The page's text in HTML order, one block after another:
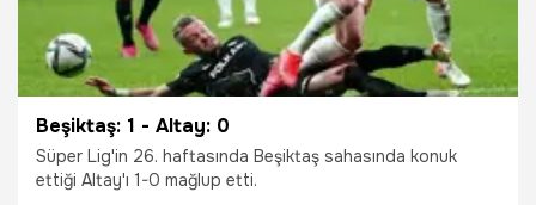
Beşiktaş: 1 - Altay: 0
Süper Lig'in 26. haftasında Beşiktaş sahasında konuk
ettiği Altay'ı 1-0 mağlup etti.